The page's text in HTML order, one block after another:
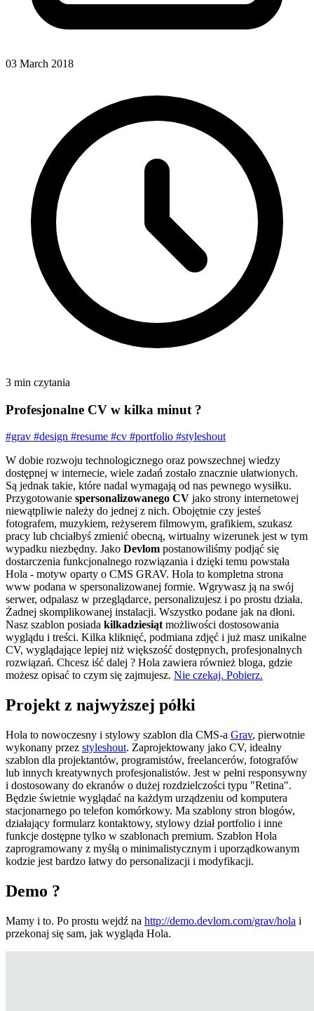
03 March 2018
3 min czytania
Profesjonalne CV w kilka minut ?
#grav #design #resume #cv #portfolio #styleshout
W dobie rozwoju technologicznego oraz powszechnej wiedzy
dostępnej w internecie, wiele zadań zostało znacznie ułatwionych.
Są jednak takie, które nadal wymagają od nas pewnego wysiłku.
Przygotowanie spersonalizowanego CV jako strony internetowej
niewątpliwie należy do jednej z nich. Obojętnie czy jesteś
fotografem, muzykiem, reżyserem filmowym, grafikiem, szukasz
pracy lub chciałbyś zmienić obecną, wirtualny wizerunek jest w tym
wypadku niezbędny. Jako Devlom postanowiliśmy podjąć się
dostarczenia funkcjonalnego rozwiązania i dzięki temu powstała
Hola - motyw oparty o CMS GRAV. Hola to kompletna strona
www podana w spersonalizowanej formie. Wgrywasz ją na swój
serwer, odpalasz w przeglądarce, personalizujesz i po prostu działa.
Żadnej skomplikowanej instalacji. Wszystko podane jak na dłoni.
Nasz szablon posiada kilkadziesiątmożliwości dostosowania
wyglądu i treści. Kilka kliknięć, podmiana zdjęć i już masz unikalne
CV, wyglądające lepiej niż większość dostępnych, profesjonalnych
rozwiązań. Chcesz iść dalej ? Hola zawiera również bloga, gdzie
możesz opisać to czym się zajmujesz. Nie czekaj. Pobierz.
Projekt z najwyższej półki
Hola to nowoczesny i stylowy szablon dla CMS-a Grav, pierwotnie
wykonany przez styleshout. Zaprojektowany jako CV, idealny
szablon dla projektantów, programistów, freelancerów, fotografów
lub innych kreatywnych profesjonalistów. Jest w pełni responsywny
i dostosowany do ekranów o dużej rozdzielczości typu "Retina".
Będzie świetnie wyglądać na każdym urządzeniu od komputera
stacjonarnego po telefon komórkowy. Ma szablony stron blogów,
działający formularz kontaktowy, stylowy dział portfolio i inne
funkcje dostępne tylko w szablonach premium. Szablon Hola
zaprogramowany z myśłą o minimalistycznym i uporządkowanym
kodzie jest bardzo łatwy do personalizacji i modyfikacji.
Demo ?
Mamy i to. Po prostu wejdź na http://demo.devlom.com/grav/hola i
przekonaj się sam, jak wygląda Hola.